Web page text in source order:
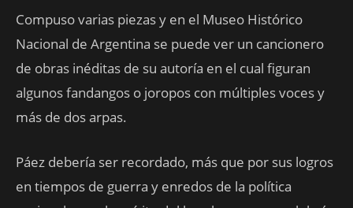
Compuso varias piezas y en el Museo Histórico
Nacional de Argentina se puede ver un cancionero
de obras inéditas de su autoría en el cual figuran
algunos fandangos o joropos con múltiples voces y
más de dos arpas.
Páez debería ser recordado, más que por sus logros
en tiempos de guerra y enredos de la política